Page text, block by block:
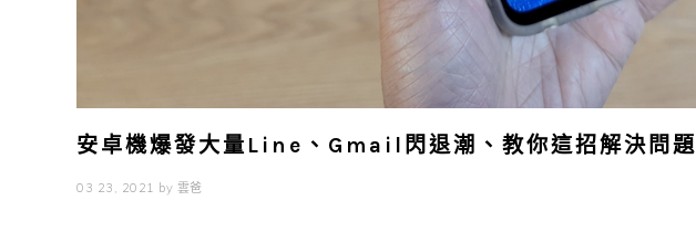
安卓機爆發大量Line、Gmail閃退潮、教你這招解決問題
03 23, 2021 by 雲爸